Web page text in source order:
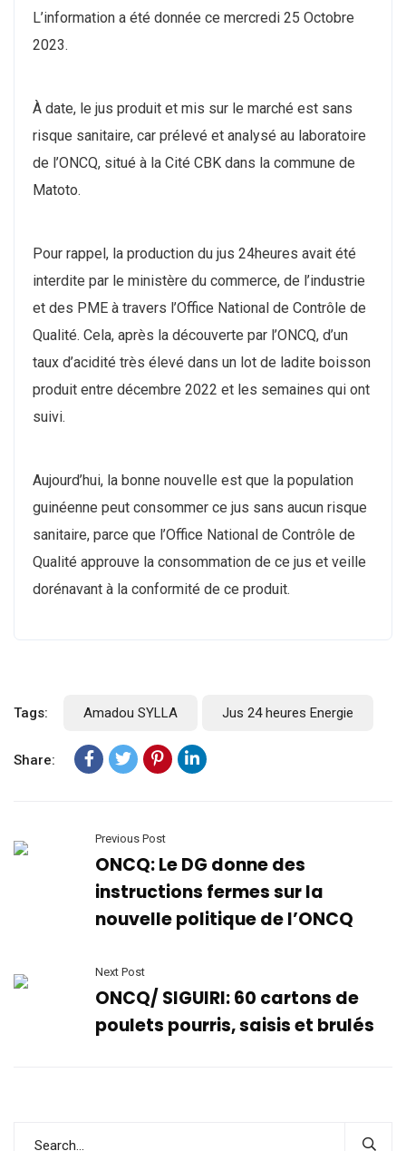
L’information a été donnée ce mercredi 25 Octobre
2023.
À date, le jus produit et mis sur le marché est sans
risque sanitaire, car prélevé et analysé au laboratoire
de l’ONCQ, situé à la Cité CBK dans la commune de
Matoto.
Pour rappel, la production du jus 24heures avait été
interdite par le ministère du commerce, de l’industrie
et des PME à travers l’Office National de Contrôle de
Qualité. Cela, après la découverte par l’ONCQ, d’un
taux d’acidité très élevé dans un lot de ladite boisson
produit entre décembre 2022 et les semaines qui ont
suivi.
Aujourd’hui, la bonne nouvelle est que la population
guinéenne peut consommer ce jus sans aucun risque
sanitaire, parce que l’Office National de Contrôle de
Qualité approuve la consommation de ce jus et veille
dorénavant à la conformité de ce produit.
Tags: Amadou SYLLA Jus 24 heures Energie
Share:
Previous Post
ONCQ: Le DG donne des
instructions fermes sur la
nouvelle politique de l’ONCQ
Next Post
ONCQ/ SIGUIRI: 60 cartons de
poulets pourris, saisis et brulés